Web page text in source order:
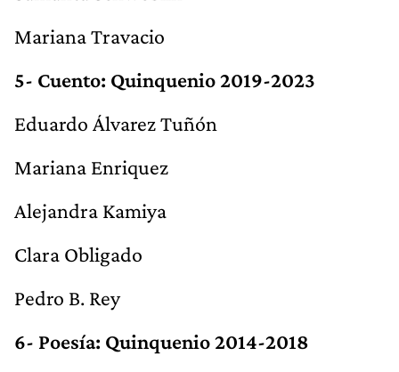
Mariana Travacio
5- Cuento: Quinquenio 2019-2023
Eduardo Álvarez Tuñón
Mariana Enriquez
Alejandra Kamiya
Clara Obligado
Pedro B. Rey
6- Poesía: Quinquenio 2014-2018